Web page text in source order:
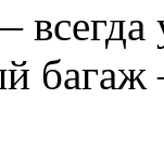
багаж